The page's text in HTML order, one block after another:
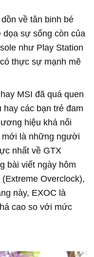
về tân binh bé
dọa sự sống còn của
như Play Station
thực sự mạnh mẽ
MSI đã quá quen
các bạn trẻ đam
hiệu khá nổi
mới là những người
nhất về GTX
bài viết ngày hôm
Overclock),
này, EXOC là
cao so với mức